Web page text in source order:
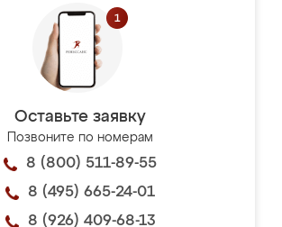
Оставьте заявку
Позвоните по номерам
8 (800) 511-89-55
8 (495) 665-24-01
8 (926) 409-68-13